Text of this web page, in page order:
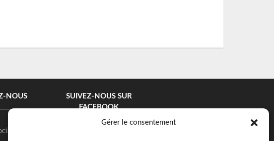
Gérer le consentement
NOUS
SUIVEZ-NOUS SUR
FACEBOOK